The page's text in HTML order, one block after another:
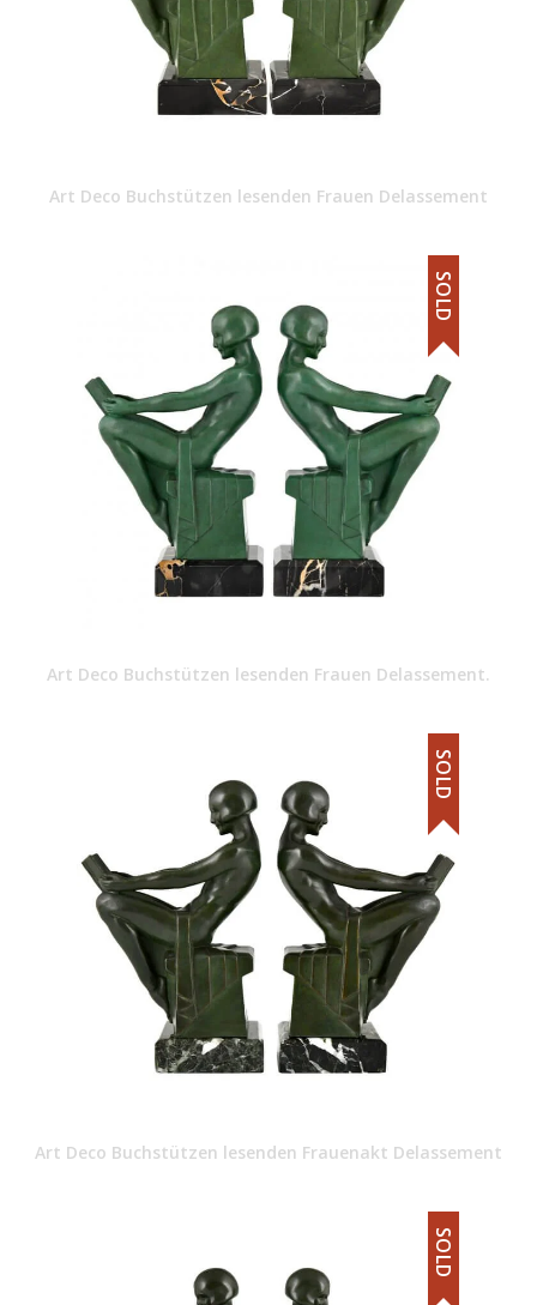
Art Deco Buchstützen lesenden Frauen Delassement
Art Deco Buchstützen lesenden Frauen Delassement.
SOLD
Art Deco Buchstützen lesenden Frauenakt Delassement
SOLD
SOLD